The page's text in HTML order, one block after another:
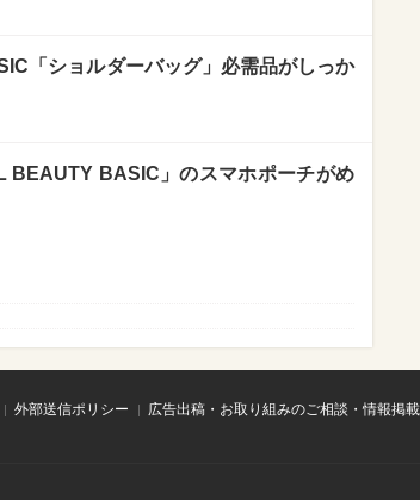
「ショルダーバッグ」必需品がしっか
BEAUTY BASIC」のスマホポーチがめ
外部送信ポリシー
広告出稿・お取り組みのご相談・情報掲